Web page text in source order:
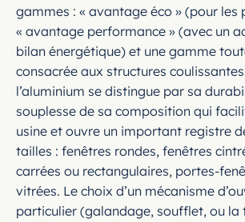
gammes : « avantage éco » (pour les
« avantage performance » (avec un
bilan énergétique) et une gamme
consacrée aux structures
l’aluminium se distingue par sa
souplesse de sa composition qui
usine et ouvre un important registre
tailles : fenêtres rondes, fenêtres
carrées ou rectangulaires, portes-
vitrées. Le choix d’un mécanisme
particulier (galandage, soufflet, ou la